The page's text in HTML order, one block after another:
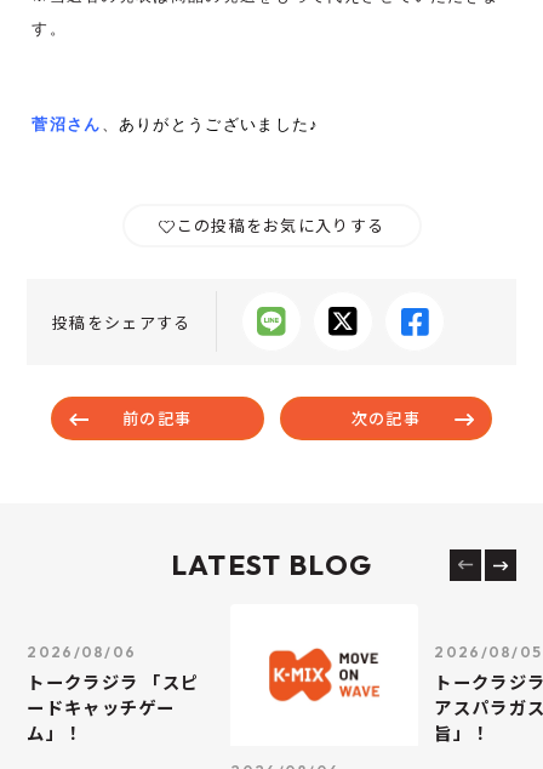
す。
菅沼さん ありがとうございました♪
この投稿をお気に入りする
投稿をシェアする
前の記事 次の記事
LATEST BLOG
2026/08/06
トークラジラ 「スピ
ードキャッチゲー
ム」！
2026/08/05
トークラジ
アスパラガ
旨」！